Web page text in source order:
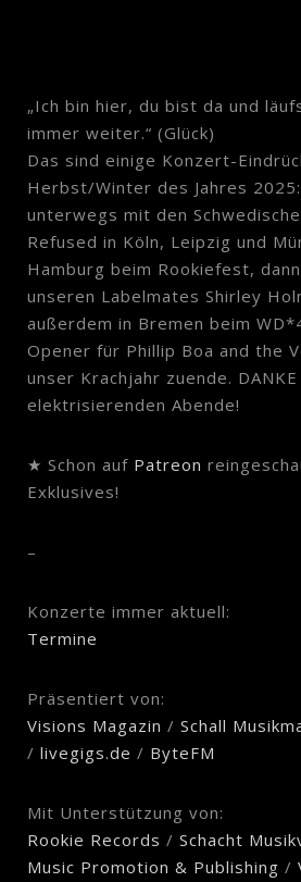
„Ich bin hier, du bist da und
immer weiter.“ (Glück)
Das sind einige Konzert-
Herbst/Winter des Jahres
unterwegs mit den
Refused in Köln, Leipzig und
Hamburg beim Rookiefest,
unseren Labelmates Shirley
außerdem in Bremen beim
Opener für Phillip Boa and the
unser Krachjahr zuende.
elektrisierenden Abende!
★ Schon auf Patreon
Exklusives!
–
Konzerte immer aktuell:
Termine
Präsentiert von:
Visions Magazin / Schall
/ livegigs.de / ByteFM
Mit Unterstützung von:
Rookie Records / Schacht
Music Promotion & Publishing /